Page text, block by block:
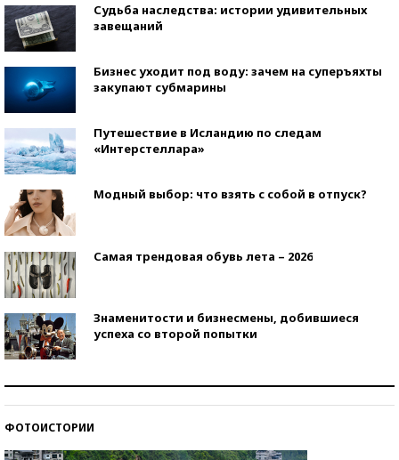
Судьба наследства: истории удивительных
завещаний
Бизнес уходит под воду: зачем на суперъяхты
закупают субмарины
Путешествие в Исландию по следам
«Интерстеллара»
Модный выбор: что взять с собой в отпуск?
Самая трендовая обувь лета – 2026
Знаменитости и бизнесмены, добившиеся
успеха со второй попытки
ФОТОИСТОРИИ